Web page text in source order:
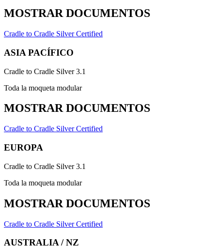
MOSTRAR DOCUMENTOS
Cradle to Cradle Silver Certified
ASIA PACÍFICO
Cradle to Cradle Silver 3.1
Toda la moqueta modular
MOSTRAR DOCUMENTOS
Cradle to Cradle Silver Certified
EUROPA
Cradle to Cradle Silver 3.1
Toda la moqueta modular
MOSTRAR DOCUMENTOS
Cradle to Cradle Silver Certified
AUSTRALIA / NZ